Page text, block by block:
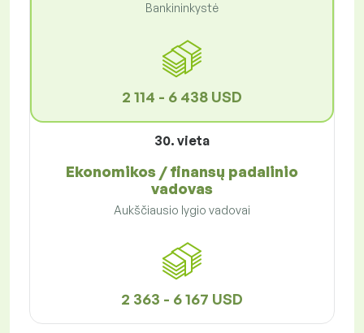
Bankininkystė
2 114 - 6 438 USD
30. vieta
Ekonomikos / finansų padalinio
vadovas
Aukščiausio lygio vadovai
2 363 - 6 167 USD